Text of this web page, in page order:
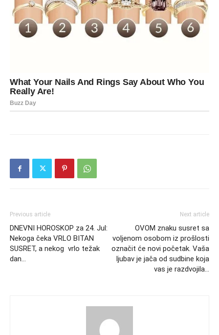
Previous article
DNEVNI HOROSKOP za 24. Jul:
Nekoga čeka VRLO BITAN
SUSRET, a nekog vrlo težak
dan…
Next article
OVOM znaku susret sa
voljenom osobom iz prošlosti
označit će novi početak. Vaša
ljubav je jača od sudbine koja
vas je razdvojila…